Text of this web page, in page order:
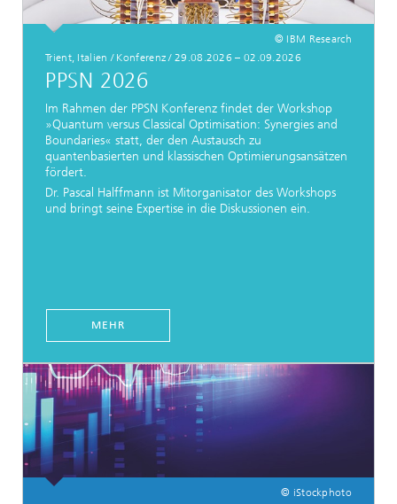
© IBM Research
Trient, Italien / Konferenz / 29.08.2026 – 02.09.2026
PPSN 2026
Im Rahmen der PPSN Konferenz findet der Workshop
»Quantum versus Classical Optimisation: Synergies and
Boundaries« statt, der den Austausch zu
quantenbasierten und klassischen Optimierungsansätzen
fördert.
Dr. Pascal Halffmann ist Mitorganisator des Workshops
und bringt seine Expertise in die Diskussionen ein.
MEHR
© iStockphoto